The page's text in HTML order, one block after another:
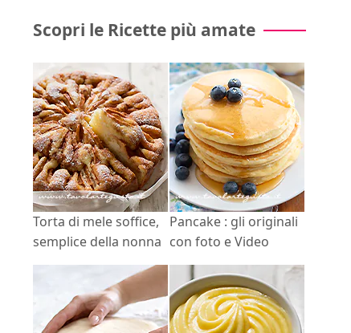
Scopri le Ricette più amate
Torta di mele soffice,
semplice della nonna
Pancake : gli originali
con foto e Video